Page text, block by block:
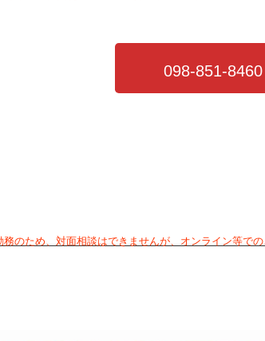
098-851-8460
のため、対面相談はできませんが、オンライン等での